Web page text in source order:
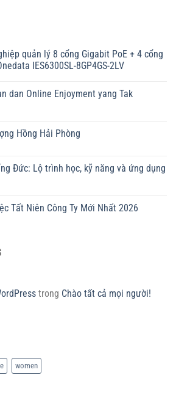
quản lý 8 cổng Gigabit PoE + 4 cổng
IES6300SL-8GP4GS-2LV
dan Online Enjoyment yang Tak
Hồng Hải Phòng
Đức: Lộ trình học, kỹ năng và ứng dụng
Tất Niên Công Ty Mới Nhất 2026
trong Chào tất cả mọi người!
women